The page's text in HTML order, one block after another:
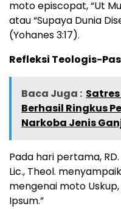
moto episcopat, “Ut
atau “Supaya Dunia
(Yohanes 3:17).
Refleksi Teologis-
Baca Juga :
Berhasil Ringkus
Narkoba Jenis
Pada hari pertama,
Lic., Theol.
mengenai moto
Ipsum.”